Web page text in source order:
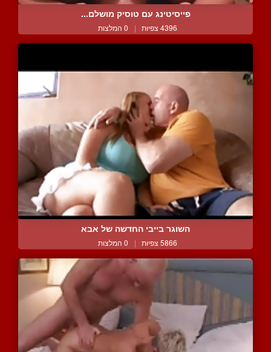
פייסיטינג עם טוסיק מושלם...
4396 צפיות | 0 המלצות
השוגר בייבי החדשה של אבא
5866 צפיות | 0 המלצות